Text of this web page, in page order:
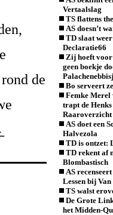
de
Vertaalslag
TS flattens
AS doesn’t
TD slaat
Declaratie66
Zij hoeft voor
geen boekje
Palachenebbisj
Bo serveert
Femke Merel
trapt de
Raaroverzicht
AS doet een
Halvezola
TD is ontzet:
TD rekent af
Blombastisch
AS
Lessen bij Van
TS walst
De Grote
het Midden-